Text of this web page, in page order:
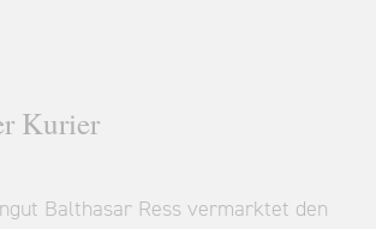
Kurier
Balthasar Ress vermarktet den